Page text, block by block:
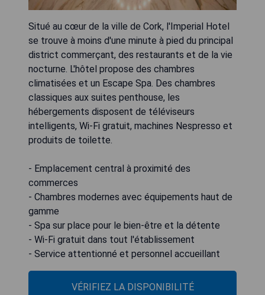
Situé au cœur de la ville de Cork, l'Imperial Hotel
se trouve à moins d'une minute à pied du principal
district commerçant, des restaurants et de la vie
nocturne. L'hôtel propose des chambres
climatisées et un Escape Spa. Des chambres
classiques aux suites penthouse, les
hébergements disposent de téléviseurs
intelligents, Wi-Fi gratuit, machines Nespresso et
produits de toilette.
- Emplacement central à proximité des
commerces
- Chambres modernes avec équipements haut de
gamme
- Spa sur place pour le bien-être et la détente
- Wi-Fi gratuit dans tout l'établissement
- Service attentionné et personnel accueillant
VÉRIFIEZ LA DISPONIBILITÉ